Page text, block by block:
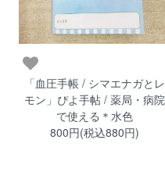
「血圧手帳 / シマエナガとレ
モン」ぴよ手帖 / 薬局・病院
で使える＊水色
800円(税込880円)